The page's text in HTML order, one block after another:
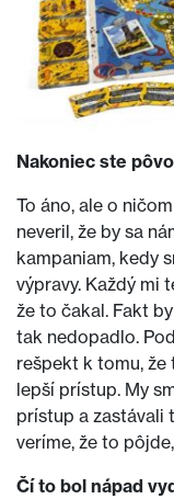
Nakoniec ste
To áno, ale o
neveril, že by sa
kampaniam, kedy
výpravy. Každý mi
že to čakal. Fakt
tak nedopadlo.
rešpekt k tomu,
lepší prístup. My
prístup a zastávali
veríme, že to
Čí to bol nápad